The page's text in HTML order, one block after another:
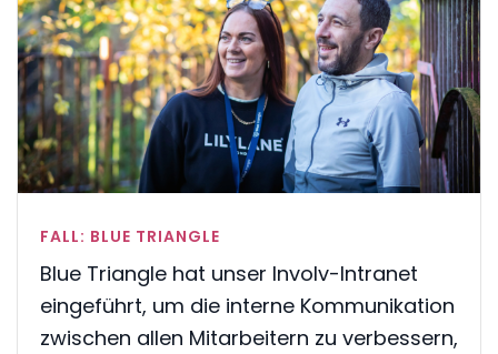
FALL: BLUE TRIANGLE
Blue Triangle hat unser Involv-Intranet
eingeführt, um die interne Kommunikation
zwischen allen Mitarbeitern zu verbessern,